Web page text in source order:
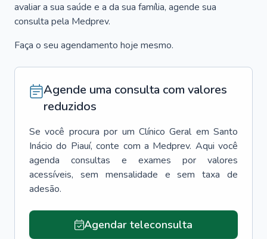
avaliar a sua saúde e a da sua família, agende sua
consulta pela Medprev.
Faça o seu agendamento hoje mesmo.
Agende uma consulta com valores
reduzidos
Se você procura por um Clínico Geral em Santo
Inácio do Piauí, conte com a Medprev. Aqui você
agenda consultas e exames por valores
acessíveis, sem mensalidade e sem taxa de
adesão.
Agendar teleconsulta